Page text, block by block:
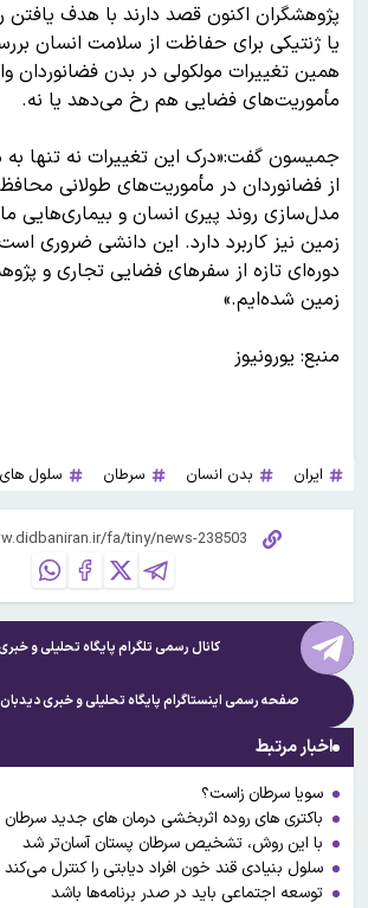
پژوهشگران اکنون قصد دارند با هدف یافتن
یا ژنتیکی برای حفاظت از سلامت انسان
همین تغییرات مولکولی در بدن فضانوردان
مأموریت‌های فضایی هم رخ می‌دهد یا نه.
جمیسون گفت:«درک این تغییرات نه تنها
از فضانوردان در مأموریت‌های طولانی
مدل‌سازی روند پیری انسان و بیماری‌هایی
زمین نیز کاربرد دارد. این دانشی ضروری
دوره‌ای تازه از سفرهای فضایی تجاری و
زمین شده‌ایم.»
منبع: یورونیوز
ایران بدن انسان سرطان سلول های
کانال رسمی تلگرام پایگاه تحلیلی و
صفحه رسمی اینستاگرام پایگاه تحلیلی و خبری
اخبار مرتبط
سویا سرطان زاست؟
باکتری های روده اثربخشی درمان های جدید
با این روش، تشخیص سرطان پستان آسان‌تر شد
سلول بنیادی قند خون افراد دیابتی را کنترل می‌کند
توسعه اجتماعی باید در صدر برنامه‌ها باشد